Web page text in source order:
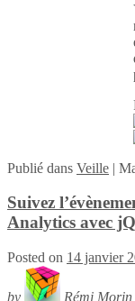
Publié dans Veille |
Suivez
Analytics avec
Posted on 14 janvier
by Rémi Morin